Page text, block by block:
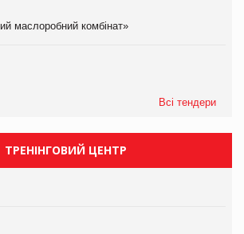
маслоробний комбінат»
Всі тендери
ТРЕНІНГОВИЙ ЦЕНТР